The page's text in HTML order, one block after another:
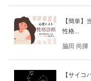
【簡単】
性格...
脇田 尚揮
【サイコ